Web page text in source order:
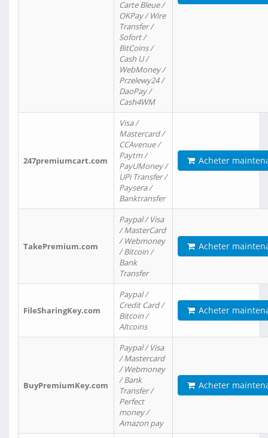
Carte Bleue /
OKPay / Wire
Transfer /
Sofort /
BitCoins /
Cash U /
WebMoney /
Przelewy24 /
DaoPay /
Cash4WM
247premiumcart.com
Visa /
Mastercard /
CCAvenue /
Paytm /
PayUMoney /
UPi Transfer /
Paysera /
Banktransfer
Acheter
TakePremium.com
Paypal / Visa
/ MasterCard
/ Webmoney
/ Bitcoin /
Bank
Transfer
Acheter
FileSharingKey.com
Paypal /
Credit Card /
Bitcoin /
Altcoins
Acheter
BuyPremiumKey.com
Paypal / Visa
/ Mastercard
/ Webmoney
/ Bank
Transfer /
Perfect
money /
Amazon pay
Acheter